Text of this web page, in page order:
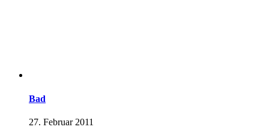
Bad
27. Februar 2011